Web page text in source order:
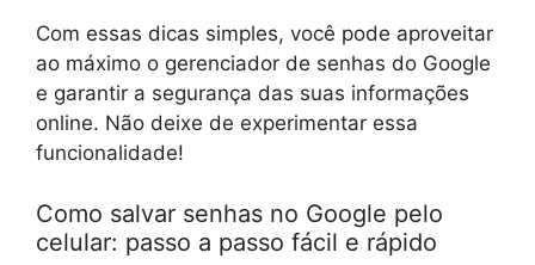
Com essas dicas simples, você pode aproveitar
ao máximo o gerenciador de senhas do Google
e garantir a segurança das suas informações
online. Não deixe de experimentar essa
funcionalidade!
Como salvar senhas no Google pelo
celular: passo a passo fácil e rápido